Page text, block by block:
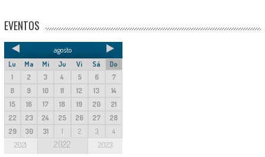
EVENTOS
agosto
Lu Ma Mi Ju Vi Sá
Do
1
2 3 4 5 6
7
8
9 10 11 12 13
14
15
16 17 18 19 20
21
22
23 24 25 26 27
28
29
30 31 1 2 3 4
2021 2022 2023